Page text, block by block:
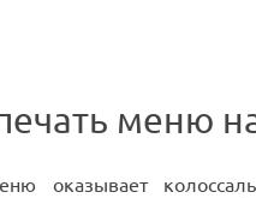
меню
оказывает